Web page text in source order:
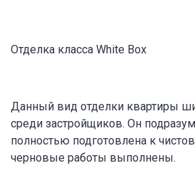
Отделка класса White Box
Данный вид отделки квартиры
среди застройщиков. Он
полностью подготовлена к
черновые работы выполнены.